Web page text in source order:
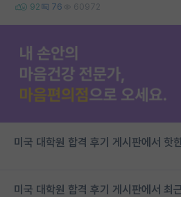
92 76 60972
미국 대학원 합격 후기 게시판에서 핫
미국 대학원 합격 후기 게시판에서 최